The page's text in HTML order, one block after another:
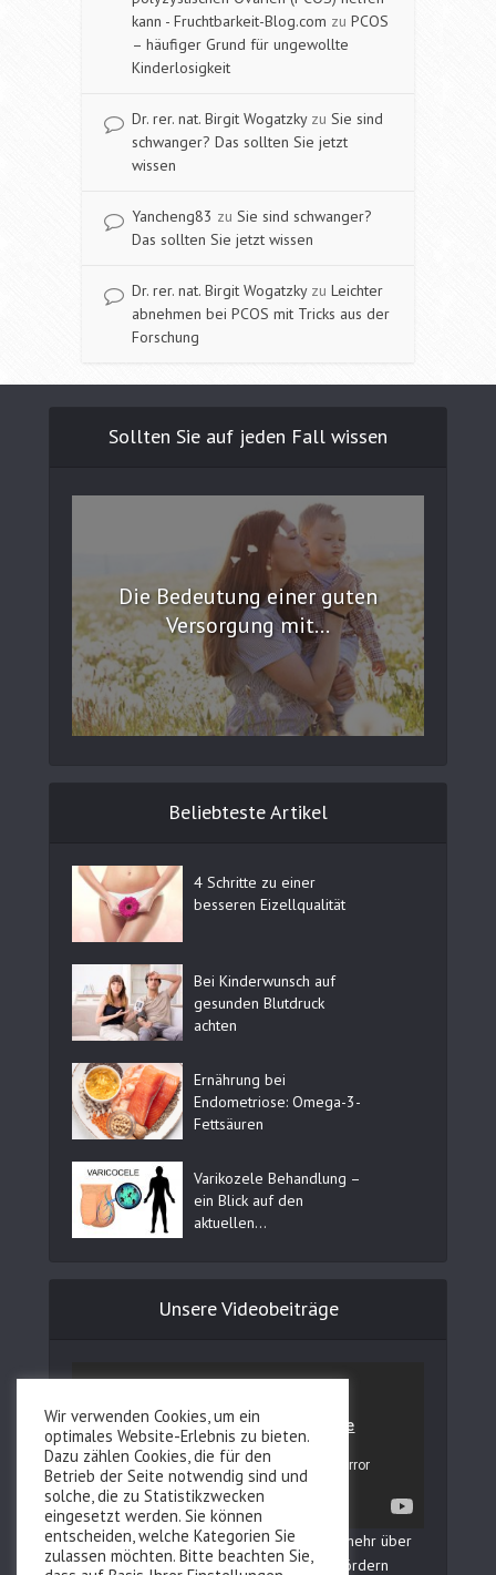
kann - Fruchtbarkeit-Blog.com zu PCOS
– häufiger Grund für ungewollte
Kinderlosigkeit
Dr. rer. nat. Birgit Wogatzkyzu Sie sind
schwanger? Das sollten Sie jetzt
wissen
Yancheng83 zu Sie sind schwanger?
Das sollten Sie jetzt wissen
Dr. rer. nat. Birgit Wogatzkyzu Leichter
abnehmen bei PCOS mit Tricks aus der
Forschung
Sollten Sie auf jeden Fall wissen
Die Bedeutung einer guten
Versorgung mit...
Beliebteste Artikel
4 Schritte zu einer
besseren Eizellqualität
Bei Kinderwunsch auf
gesunden Blutdruck
achten
Ernährung bei
Endometriose: Omega-3-
Fettsäuren
Varikozele Behandlung –
ein Blick auf den
aktuellen...
Unsere Videobeiträge
In unserem YouTube Kanal erfahren Sie mehr über
Fertilovit und wie Sie Ihre Fruchtbarkeit fördern
Wir verwenden Cookies, um ein
optimales Website-Erlebnis zu bieten.
Dazu zählen Cookies, die für den
Betrieb der Seite notwendig sind und
solche, die zu Statistikzwecken
eingesetzt werden. Sie können
entscheiden, welche Kategorien Sie
zulassen möchten. Bitte beachten Sie,